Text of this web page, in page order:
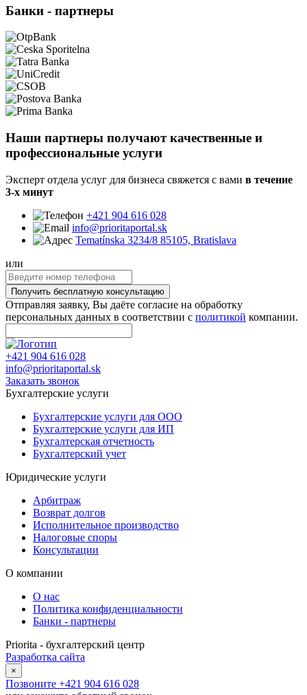
Банки - партнеры
Наши партнеры получают качественные и
профессиональные услуги
Эксперт отдела услуг для бизнеса свяжется с вами в течение
3-х минут
+421 904 616 028
info@prioritaportal.sk
Tematínska 3234/8 85105, Bratislava
или
Получить бесплатную консультацию
Отправляя заявку, Вы даёте согласие на обработку
персональных данных в соответствии с политикой компании.
+421 904 616 028
info@prioritaportal.sk
Заказать звонок
Бухгалтерские услуги
Бухгалтерские услуги для ООО
Бухгалтерские услуги для ИП
Бухгалтерская отчетность
Бухгалтерский учет
Юридические услуги
Арбитраж
Возврат долгов
Исполнительное производство
Налоговые споры
Консультации
О компании
О нас
Политика конфиденциальности
Банки - партнеры
Priorita - бухгалтерский центр
Разработка сайта
×
Позвоните +421 904 616 028